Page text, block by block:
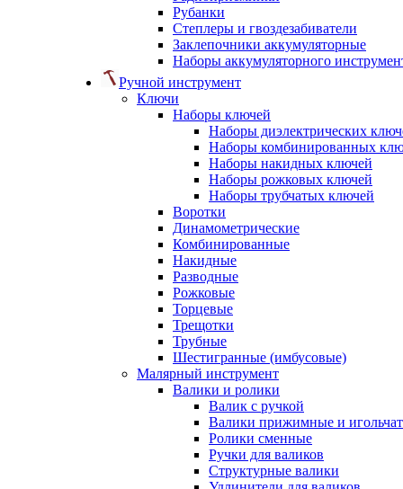
Рубанки
Степлеры и гвоздезабиватели
Заклепочники аккумуляторные
Наборы аккумуляторного
Ручной инструмент
Ключи
Наборы ключей
Наборы диэлектрических
Наборы комбинированных
Наборы накидных ключей
Наборы рожковых ключей
Наборы трубчатых ключей
Воротки
Динамометрические
Комбинированные
Накидные
Разводные
Рожковые
Торцевые
Трещотки
Трубные
Шестигранные (имбусовые)
Малярный инструмент
Валики и ролики
Валик с ручкой
Валики прижимные и
Ролики сменные
Ручки для валиков
Структурные валики